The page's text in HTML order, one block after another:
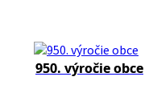
950. výročie obce